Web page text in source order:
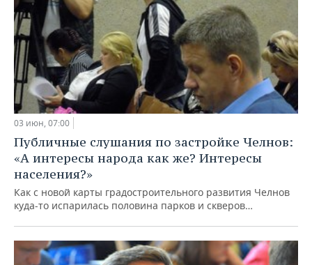
03 июн, 07:00
Публичные слушания по застройке Челнов:
«А интересы народа как же? Интересы
населения?»
Как с новой карты градостроительного развития Челнов
куда-то испарилась половина парков и скверов…